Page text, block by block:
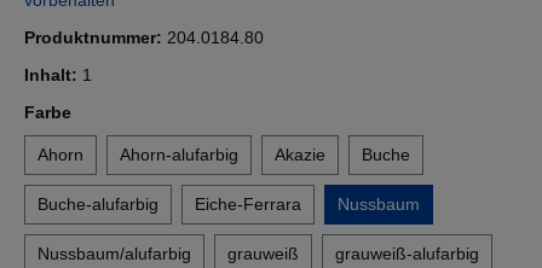
Produktnummer: 204.0184.80
Inhalt: 1
Farbeauswählen
Ahorn Ahorn-alufarbig Akazie Buche
Buche-alufarbig Eiche-Ferrara Nussbaum
Nussbaum/alufarbig grauweiß grauweiß-alufarbig